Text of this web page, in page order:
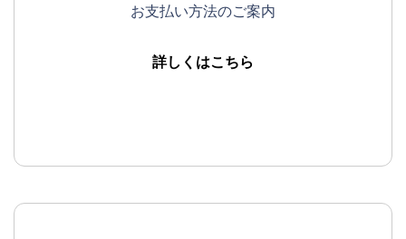
お支払い方法のご案内
詳しくはこちら